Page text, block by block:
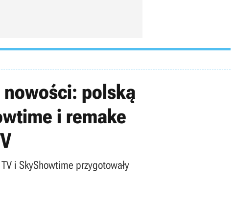
polską
i remake
i SkyShowtime przygotowały